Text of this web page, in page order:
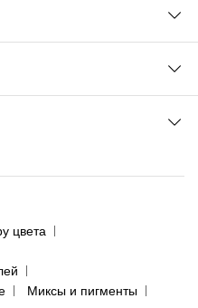
цвета
Миксы и пигменты